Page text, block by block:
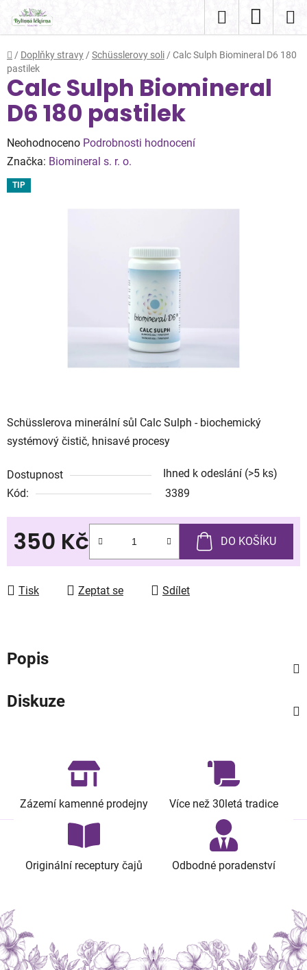
obsah
Hledat
KOŠÍK
Domů
/ Doplňky stravy / Schüsslerovy soli / Calc Sulph Biomineral D6 180
pastilek
Schüsslerova minerální sůl Calc Sulph - biochemický
systémový čistič, hnisavé procesy
Dostupnost Ihned k odeslání (>5 ks)
Kód:
3389
350 Kč DO KOŠÍKU
Tisk Zeptat se Sdílet
Calc Sulph Biomineral
D6 180 pastilek
Průměrné
hodnocení
produktu
Neohodnoceno Podrobnosti hodnocení
Značka: Biomineral s. r. o.
TIP
Popis
Diskuze
Zázemí kamenné prodejny Více než 30letá tradice
Originální receptury čajů Odbodné poradenství